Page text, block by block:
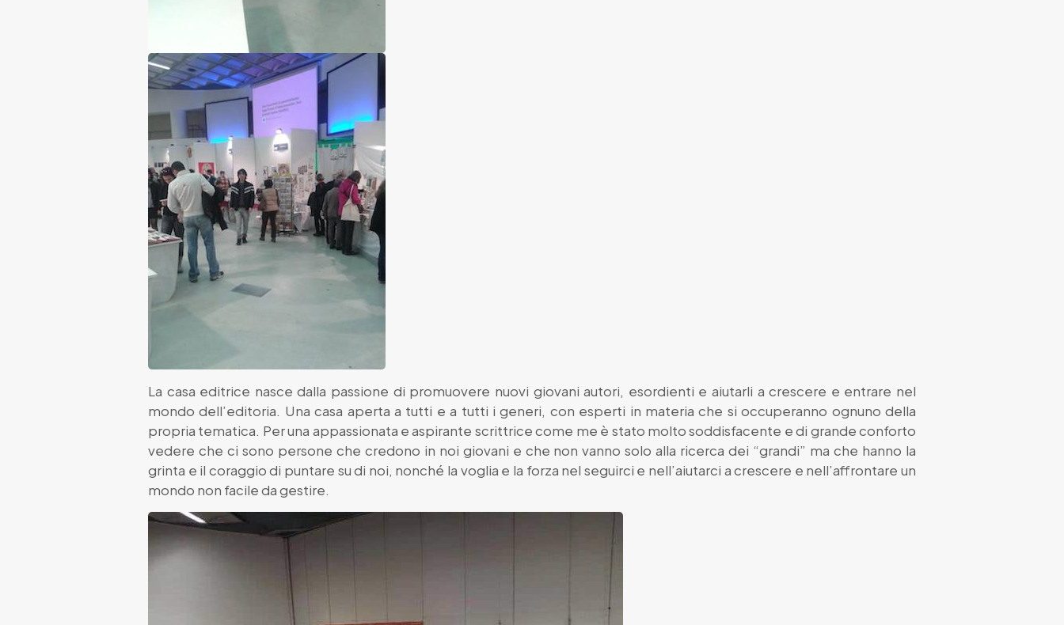
La casa editrice nasce dalla passione di promuovere nuovi giovani autori, esordienti e aiutarli a crescere e entrare nel
mondo dell’editoria. Una casa aperta a tutti e a tutti i generi, con esperti in materia che si occuperanno ognuno della
propria tematica. Per una appassionata e aspirante scrittrice come me è stato molto soddisfacente e di grande conforto
vedere che ci sono persone che credono in noi giovani e che non vanno solo alla ricerca dei “grandi” ma che hanno la
grinta e il coraggio di puntare su di noi, nonché la voglia e la forza nel seguirci e nell’aiutarci a crescere e nell’affrontare un
mondo non facile da gestire.